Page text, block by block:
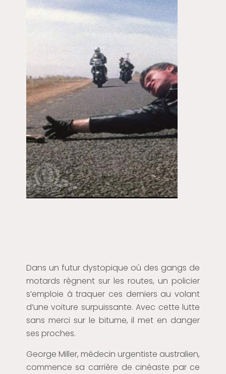
Dans un futur dystopique où des gangs de
motards règnent sur les routes, un policier
s’emploie à traquer ces derniers au volant
d’une voiture surpuissante. Avec cette lutte
sans merci sur le bitume, il met en danger
ses proches.
George Miller, médecin urgentiste australien,
commence sa carrière de cinéaste par ce